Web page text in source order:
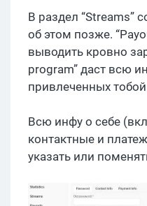
В раздел “Streams”
об этом позже.
выводить кровно
program” даст всю
привлеченных
Всю инфу о себе
контактные и
указать или